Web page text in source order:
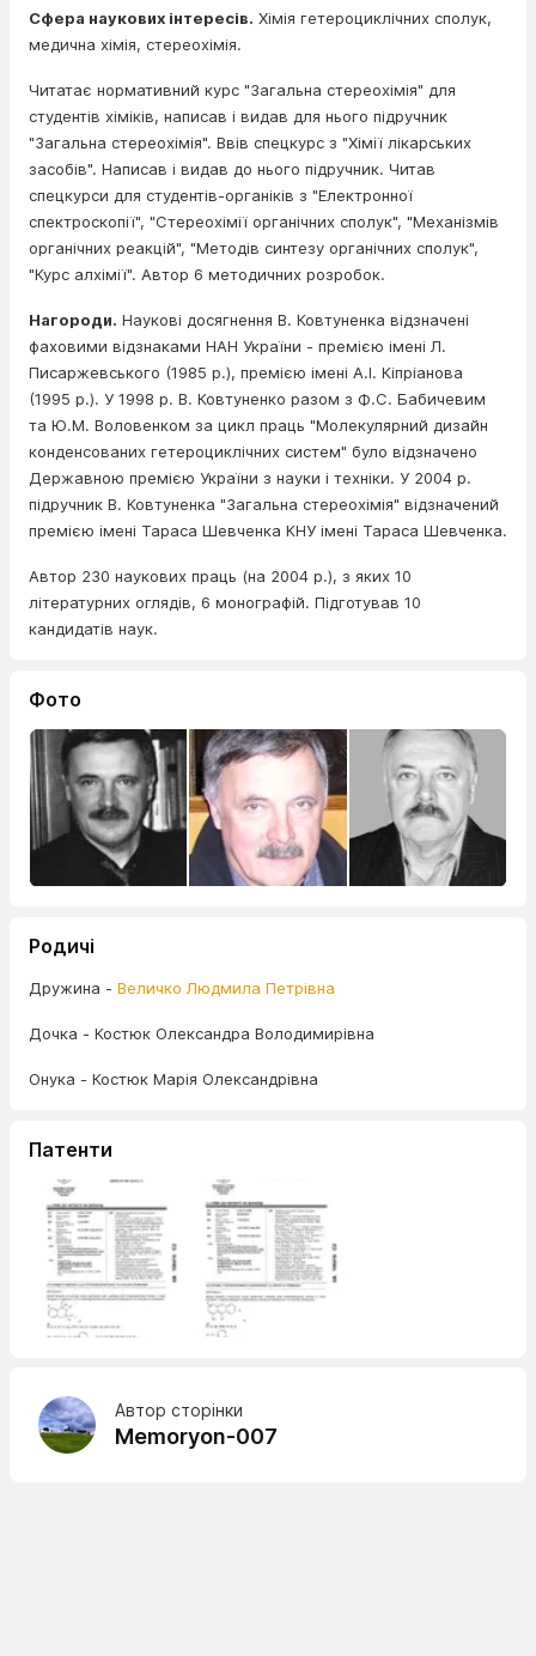
Сфера наукових інтересів. Хімія гетероциклічних сполук,
медична хімія, стереохімія.
Читатає нормативний курс "Загальна стереохімія" для
студентів хіміків, написав і видав для нього підручник
"Загальна стереохімія". Ввів спецкурс з "Хімії лікарських
засобів". Написав і видав до нього підручник. Читав
спецкурси для студентів-органіків з "Електронної
спектроскопії", "Стереохімії органічних сполук", "Механізмів
органічних реакцій", "Методів синтезу органічних сполук",
"Курс алхімії". Автор 6 методичних розробок.
Нагороди. Наукові досягнення В. Ковтуненка відзначені
фаховими відзнаками НАН України - премією імені Л.
Писаржевського (1985 р.), премією імені А.І. Кіпріанова
(1995 р.). У 1998 р. В. Ковтуненко разом з Ф.С. Бабичевим
та Ю.М. Воловенком за цикл праць "Молекулярний дизайн
конденсованих гетероциклічних систем" було відзначено
Державною премією України з науки і техніки. У 2004 р.
підручник В. Ковтуненка "Загальна стереохімія" відзначений
премією імені Тараса Шевченка КНУ імені Тараса Шевченка.
Автор 230 наукових праць (на 2004 р.), з яких 10
літературних оглядів, 6 монографій. Підготував 10
кандидатів наук.
Фото
Родичі
Дружина - Величко Людмила Петрівна
Дочка - Костюк Олександра Володимирівна
Онука - Костюк Марія Олександрівна
Патенти
Автор сторінки
Memoryon-007